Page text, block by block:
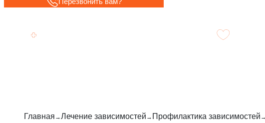
Главная Лечение зависимостей Профилактика зависимостей